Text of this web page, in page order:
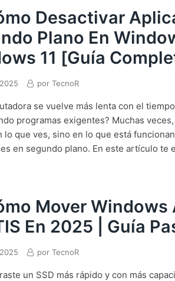
Desactivar
Plano En
11 [Guía
por TecnoR
se vuelve más lenta con el
programas exigentes? Muchas
lo que ves, sino en lo que está
en segundo plano. En este artículo te
Mover Windows
En 2025 | Guía
por TecnoR
un SSD más rápido y con más